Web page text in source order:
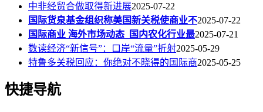
中非经贸合做取得新进展2025-07-22
国际货泉基金组织称美国新关税使商业不2025-07-22
国际商业 海外市场动态_国内农化行业最2025-07-21
数读经济“新信号”：口岸“流量”折射2025-05-29
特鲁多关税回应：你绝对不晓得的国际商2025-05-25
快捷导航